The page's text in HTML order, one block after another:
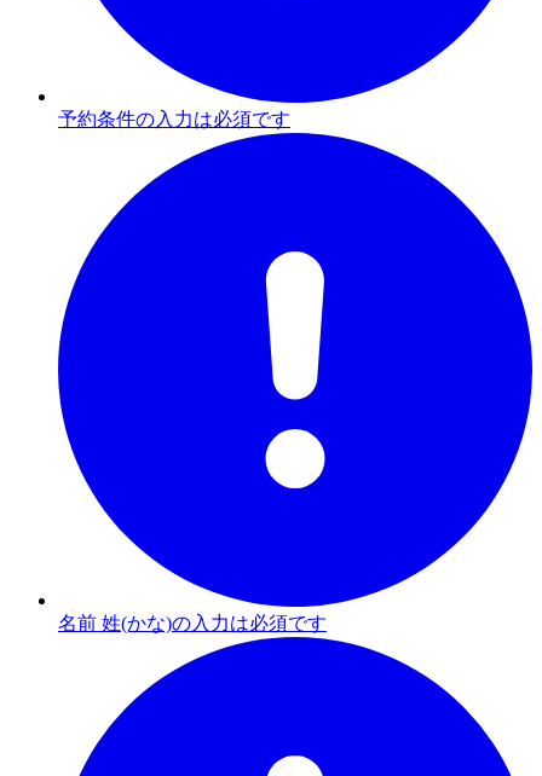
予約条件の入力は必須です
名前 姓(かな)の入力は必須です